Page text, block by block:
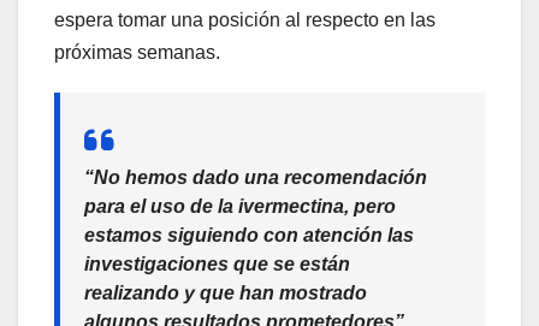
espera tomar una posición al respecto en las
próximas semanas.
“No hemos dado una recomendación
para el uso de la ivermectina, pero
estamos siguiendo con atención las
investigaciones que se están
realizando y que han mostrado
algunos resultados prometedores”